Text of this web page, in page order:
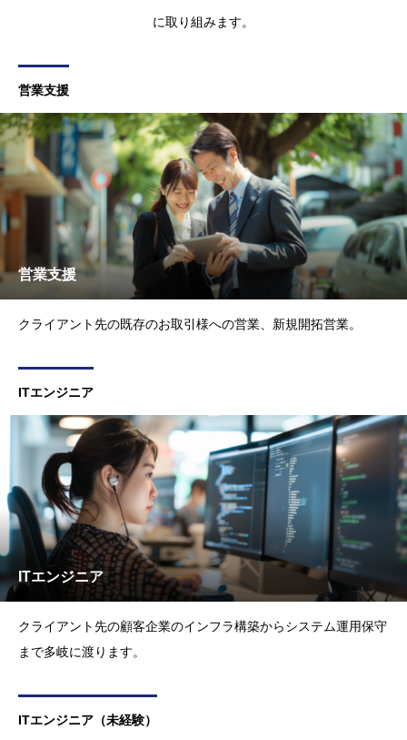
に取り組みます。
営業支援
営業支援
クライアント先の既存のお取引様への営業、新規開拓営業。
ITエンジニア
ITエンジニア
クライアント先の顧客企業のインフラ構築からシステム運用保守
まで多岐に渡ります。
ITエンジニア（未経験）